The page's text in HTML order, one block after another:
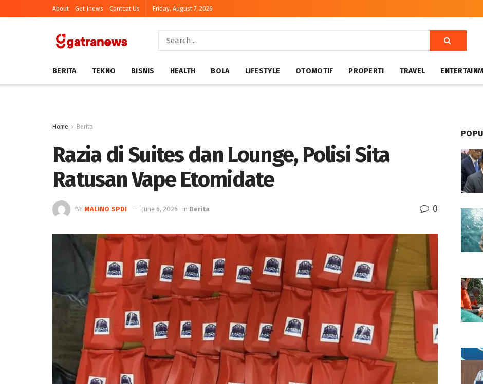
About Get Jnews Contcat Us Friday, August 7, 2026
BERITA TEKNO BISNIS HEALTH BOLA LIFESTYLE OTOMOTIF PROPERTI TRAVEL
Home Berita
Razia di Suites dan Lounge, Polisi Sita
Ratusan Vape Etomidate
BY MALINO SPDI June 6, 2026 in Berita 0